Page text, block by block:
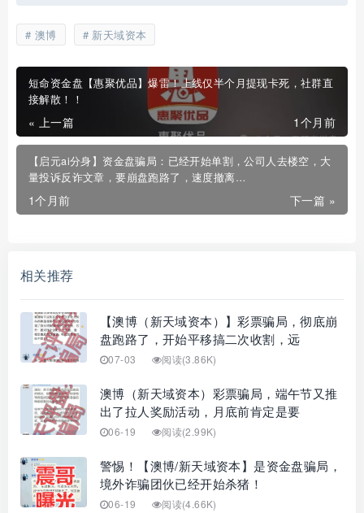
澳博 新天域资本
短命资金盘【惠聚优品】爆雷！上线仅半个月提现卡死，社群直
接解散！！
« 上一篇 1个月前
【启元ai分身】资金盘骗局：已经开始单割，公司人去楼空，大
量投诉反诈文章，要崩盘跑路了，速度撤离…
下一篇 »
1个月前
相关推荐
【澳博（新天域资本）】彩票骗局，彻底崩
盘跑路了，开始平移搞二次收割，远
07-03 阅读(3.86K)
澳博（新天域资本）彩票骗局，端午节又推
出了拉人奖励活动，月底前肯定是要
06-19 阅读(2.99K)
警惕！【澳博/新天域资本】是资金盘骗局，
境外诈骗团伙已经开始杀猪！
06-19 阅读(4.66K)